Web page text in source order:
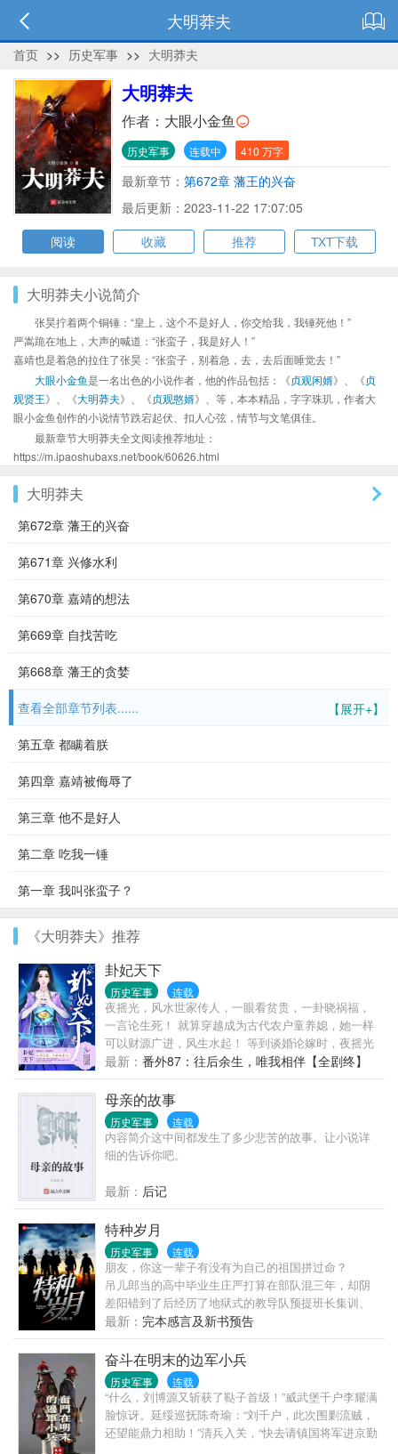
大明莽夫
首页 >> 历史军事 >> 大明莽夫
大明莽夫
作者： 大眼小金鱼
历史军事 连载中 410 万字
最新章节： 第672章 藩王的兴奋
最后更新：2023-11-22 17:07:05
阅读
收藏 推荐 TXT下载
大明莽夫小说简介
张昊拧着两个铜锤：“皇上，这个不是好人，你交给我，我锤死他！”
严嵩跪在地上，大声的喊道：“张蛮子，我是好人！”
嘉靖也是着急的拉住了张昊：“张蛮子，别着急，去，去后面睡觉去！”
大眼小金鱼是一名出色的小说作者，他的作品包括：《贞观闲婿》、《贞
观贤王》、《大明莽夫》、《贞观憨婿》、等，本本精品，字字珠玑，作者大
眼小金鱼创作的小说情节跌宕起伏、扣人心弦，情节与文笔俱佳。
最新章节大明莽夫全文阅读推荐地址：
https://m.ipaoshubaxs.net/book/60626.html
大明莽夫
第672章 藩王的兴奋
第671章 兴修水利
第670章 嘉靖的想法
第669章 自找苦吃
第668章 藩王的贪婪
【展开+】
查看全部章节列表......
第五章 都瞒着朕
第四章 嘉靖被侮辱了
第三章 他不是好人
第二章 吃我一锤
第一章 我叫张蛮子？
《大明莽夫》推荐
卦妃天下
历史军事 连载
夜摇光，风水世家传人，一眼看贫贵，一卦晓祸福，
一言论生死！ 就算穿越成为古代农户童养媳，她一样
可以财源广进，风生水起！ 等到谈婚论嫁时，夜摇光
问：“钱是我赚的，你是我养大的，小人恶人是我打
的，魑魅魍魉是我驱的，权贵豪富欠的情是我的，我
要你干嘛？” 某男端着一张长得越来越妖孽的脸凑上
前：“夫人负责赚钱养家，扫清天下，为了不失宠，为
夫自然要保证永远貌美如花。” 于是，色令智昏的某女
就这么嫁了！ 权倾天下，不如有你；世间永恒，唯神
仙眷侣。 有百万字完结作品两部，坑品保证，读者群
【144431187】
最新： 番外87：往后余生，唯我相伴【全剧终】
母亲的故事
历史军事 连载
内容简介这中间都发生了多少悲苦的故事。让小说详
细的告诉你吧。
最新： 后记
特种岁月
历史军事 连载
朋友，你这一辈子有没有为自己的祖国拼过命？
吊儿郎当的高中毕业生庄严打算在部队混三年，却阴
差阳错到了后经历了地狱式的教导队预提班长集训、
集团军尖子训练、“红箭”大队甄选，参与组建第一支蓝
军特种部队“闪电”，最后作为特战军官站在了国际特种
兵比武的舞台上与各国精英军人同台较量。 98
年，在大堤上面对汹涌的洪水，庄严突然明白——人
这一辈子一定要为祖国拼一次命，为活在这片土地上
的同胞们拼一次命，这才是军人的完整人生！ 只
是一本属于爷们的书。 （谨以此书献给每一位在
和平年代为祖国奉献过青春，为这个时代安定繁荣流
最新： 完本感言及新书预告
奋斗在明末的边军小兵
历史军事 连载
“什么，刘博源又斩获了鞑子首级！”威武堡千户李耀满
脸惊讶。延绥巡抚陈奇瑜：“刘千户，此次围剿流贼，
还望能鼎力相助！”清兵入关，“快去请镇国将军进京勤